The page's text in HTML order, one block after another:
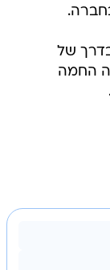
של
החמה